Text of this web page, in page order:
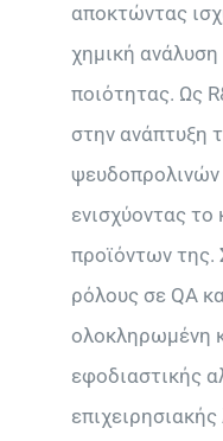
αποκτώντας
χημική
ποιότητας. Ως
στην ανάπτυξη
ψευδοπρολινών
ενισχύοντας
προϊόντων της.
ρόλους σε QA
ολοκληρωμένη
εφοδιαστικής
επιχειρησιακής